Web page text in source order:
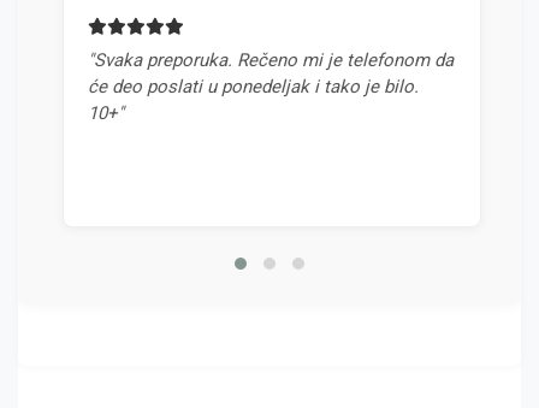
"Svaka preporuka. Rečeno mi je telefonom da
će deo poslati u ponedeljak i tako je bilo.